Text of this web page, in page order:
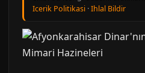
Icerik Politikasi ·Ihlal Bildir